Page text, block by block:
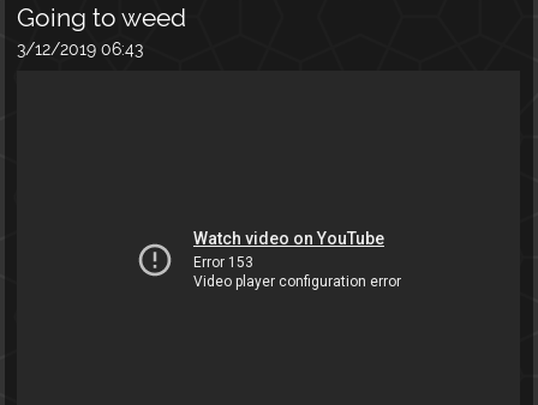
Going to weed
3/12/2019 06:43